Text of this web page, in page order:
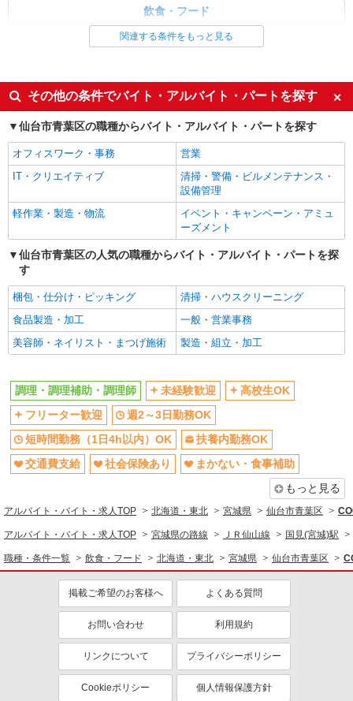
円 ☆12月31日〜1月3日まで年末年始手当有（時給
びっくりドンキー 黒松店 宮城県仙台市青葉
区双葉ヶ丘1丁目45－9
パート
株式会社ニッコクトラスト 宮城教育大学附属小学校（1679）
学校の調理スタッフ
時給1,038〜1,200円 ※経験、能力による ※詳
細は面接の際にご説明いたします 【試用期間】 試
用期間：有（2ヶ月） 試用期間中の労働条件：変
宮城県仙台市青葉区上杉6-4-1
キープ 詳細を見る
飲食・フード
調理・調理補助・調理師
未経験歓迎
高校生OK
週2～3日勤務OK
短時間勤務（1日4h以内）OK
扶養内勤務OK
交通費支給
社会保険あり
まかない・食事補助
社員登用あり
関連する条件をもっと見る
その他の条件でバイト・アルバイト・パートを探す
仙台市青葉区の職種からバイト・アルバイト・パートを探す
オフィスワーク・事務
営業
IT・クリエイティブ
清掃・警備・ビルメンテナンス・
設備管理
軽作業・製造・物流
イベント・キャンペーン・アミュ
ーズメント
仙台市青葉区の人気の職種からバイト・アルバイト・パートを探
す
梱包・仕分け・ピッキング
清掃・ハウスクリーニング
食品製造・加工
一般・営業事務
美容師・ネイリスト・まつげ施術
製造・組立・加工
調理・調理補助・調理師 未経験歓迎
高校生OK
フリーター歓迎
週2～3日勤務OK
短時間勤務（1日4h以内）OK
扶養内勤務OK
交通費支給
社会保険あり
まかない・食事補助
もっと見る
アルバイト・バイト・求人TOP 北海道・東北 宮城県 仙台市青葉区
アルバイト・バイト・求人TOP 宮城県の路線 ＪＲ仙山線 国見(宮城)駅
職種・条件一覧 飲食・フード 北海道・東北 宮城県 仙台市青葉区
掲載ご希望のお客様へ よくある質問
お問い合わせ 利用規約
リンクについて プライバシーポリシー
Cookieポリシー 個人情報保護方針